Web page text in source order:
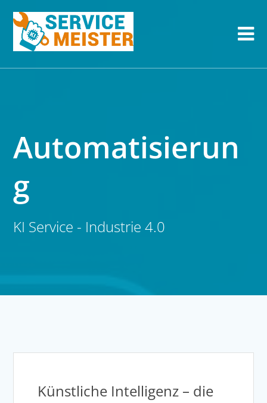
Automatisierun
g
KI Service - Industrie 4.0
Künstliche Intelligenz – die